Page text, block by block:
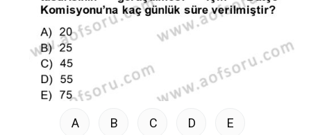
A B C D E